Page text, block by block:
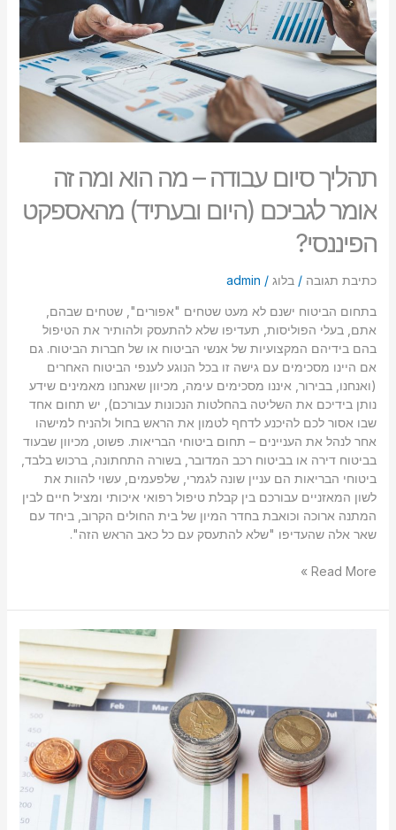
font_download סמן קישורים
לאפס
את
כל
האפשרויות
cached
תהליך סיום עבודה – מה הוא ומה זה
אומר לגביכם (היום ובעתיד) מהאספקט
הפיננסי?
כתיבת תגובה / בלוג/
admin
בתחום הביטוח ישנם לא מעט שטחים "אפורים", שטחים שבהם,
אתם, בעלי הפוליסות, תעדיפו שלא להתעסק ולהותיר את הטיפול
בהם בידיהם המקצועיות של אנשי הביטוח או של חברות הביטוח. גם
אם היינו מסכימים עם גישה זו בכל הנוגע לענפי הביטוח האחרים
(ואנחנו, בבירור, איננו מסכימים עימה, מכיוון שאנחנו מאמינים שידע
נותן בידיכם את השליטה בהחלטות הנכונות עבורכם), יש תחום אחד
שבו אסור לכם להיכנע לדחף לטמון את הראש בחול ולהניח למישהו
אחר לנהל את העניינים – תחום ביטוחי הבריאות. פשוט, מכיוון שבעוד
בביטוח דירה או בביטוח רכב המדובר, בשורה התחתונה, ברכוש בלבד,
ביטוחי הבריאות הם עניין שונה לגמרי, שלפעמים, עשוי להוות את
לשון המאזניים עבורכם בין קבלת טיפול רפואי איכותי ומציל חיים לבין
המתנה ארוכה וכואבת בחדר המיון של בית החולים הקרוב, ביחד עם
שאר אלה שהעדיפו "שלא להתעסק עם כל כאב הראש הזה".
הוא
ומה
זה
אומר
לגביכם
(היום
ובעתיד)
מהאספקט
Read More »
להיעזר